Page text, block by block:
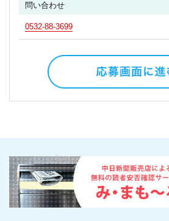
問い合わせ
0532-88-3699